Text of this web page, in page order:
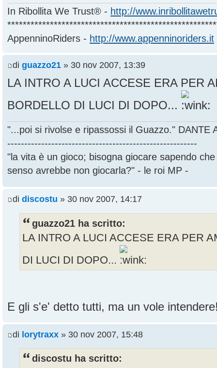
In Ribollita We Trust® - http://
AppenninoRiders - http://www.appenninoriders.it
di guazzo21 » 30 nov 2007, 13:39
LA INTRO A LUCI ACCESE ERA PER
BORDELLO DI LUCI DI DOPO...
"...poi si rivolse e ripassossi il Guazzo." DANTE
--------------------------------------------------------
"la vita è un gioco; bisogna giocare sapendo
senso avrebbe non giocarla?" - le roi MP -
di discostu » 30 nov 2007, 14:17
guazzo21 ha scritto:
LA INTRO A LUCI ACCESE ERA PER
DI LUCI DI DOPO...
E gli s'e' detto tutti, ma un vole
di lorytraxx » 30 nov 2007, 15:48
discostu ha scritto: